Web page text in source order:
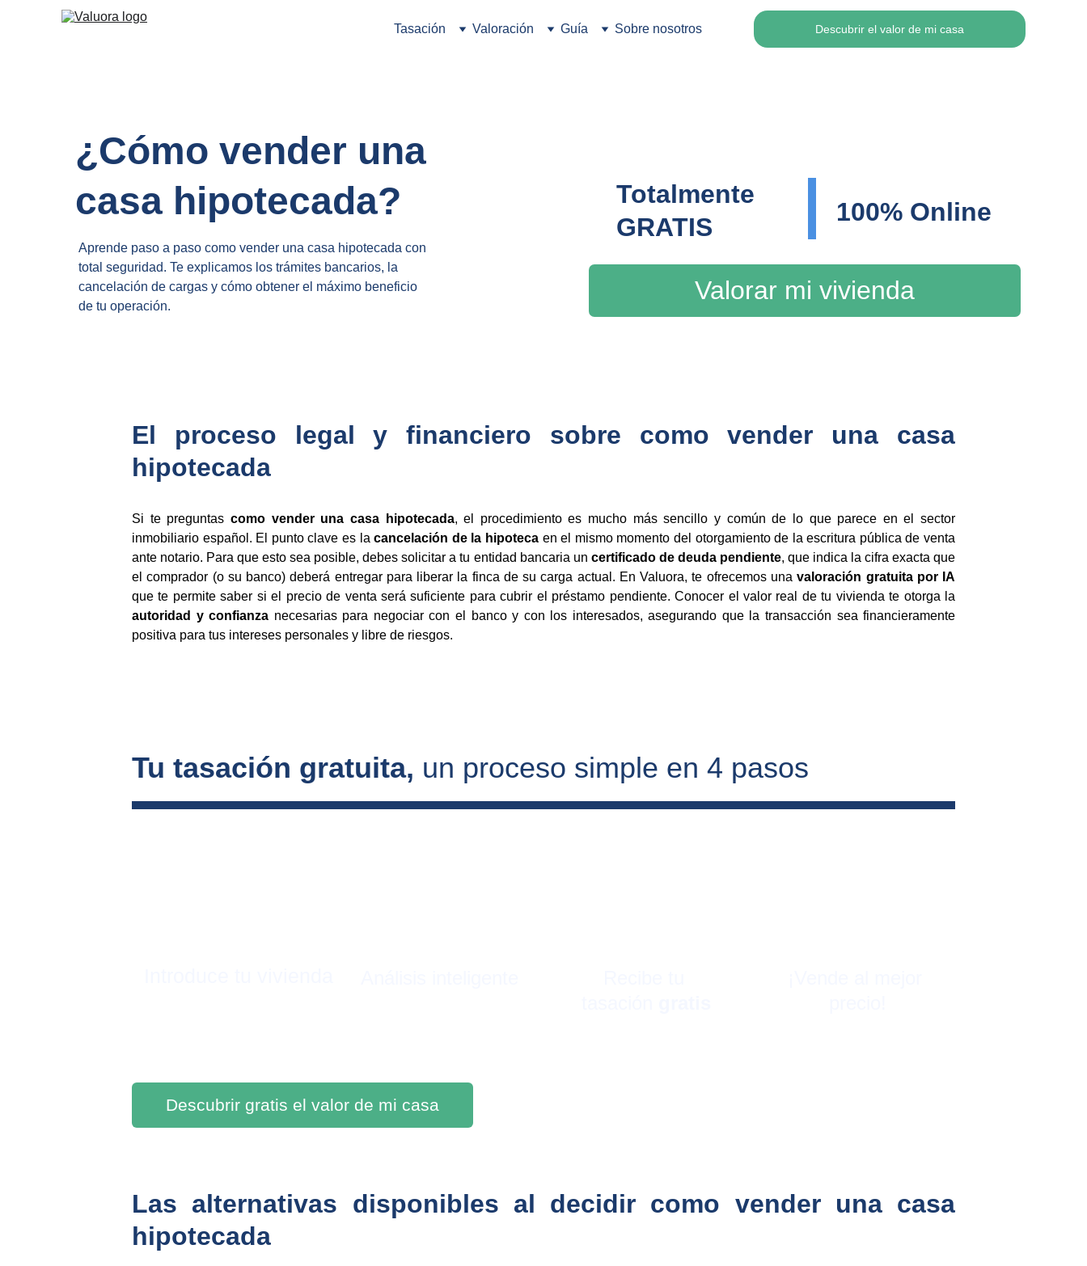
Tasación Valoración Guía Sobre nosotros Descubrir el valor de mi casa
¿Cómo vender una
casa hipotecada?
Aprende paso a paso como vender una casa hipotecada con
total seguridad. Te explicamos los trámites bancarios, la
cancelación de cargas y cómo obtener el máximo beneficio
de tu operación.
Totalmente
GRATIS
Valorar mi vivienda
100% Online
El proceso legal y financiero sobre como vender una casa
hipotecada
Si te preguntas como vender una casa hipotecada, el procedimiento es mucho más sencillo y común de lo que parece en el sector
inmobiliario español. El punto clave es lacancelación de la hipotecaen el mismo momento del otorgamiento de la escritura pública de venta
ante notario. Para que esto sea posible, debes solicitar a tu entidad bancaria un certificado de deuda pendiente, que indica la cifra exacta que
el comprador (o su banco) deberá entregar para liberar la finca de su carga actual. En Valuora, te ofrecemos unavaloración gratuita por IA
que te permite saber si el precio de venta será suficiente para cubrir el préstamo pendiente. Conocer el valor real de tu vivienda te otorga la
autoridad y confianza necesarias para negociar con el banco y con los interesados, asegurando que la transacción sea financieramente
positiva para tus intereses personales y libre de riesgos.
Descubrir gratis el valor de mi casa
Tu tasación gratuita, un proceso simple en 4 pasos
Las alternativas disponibles al decidir como vender una casa
hipotecada